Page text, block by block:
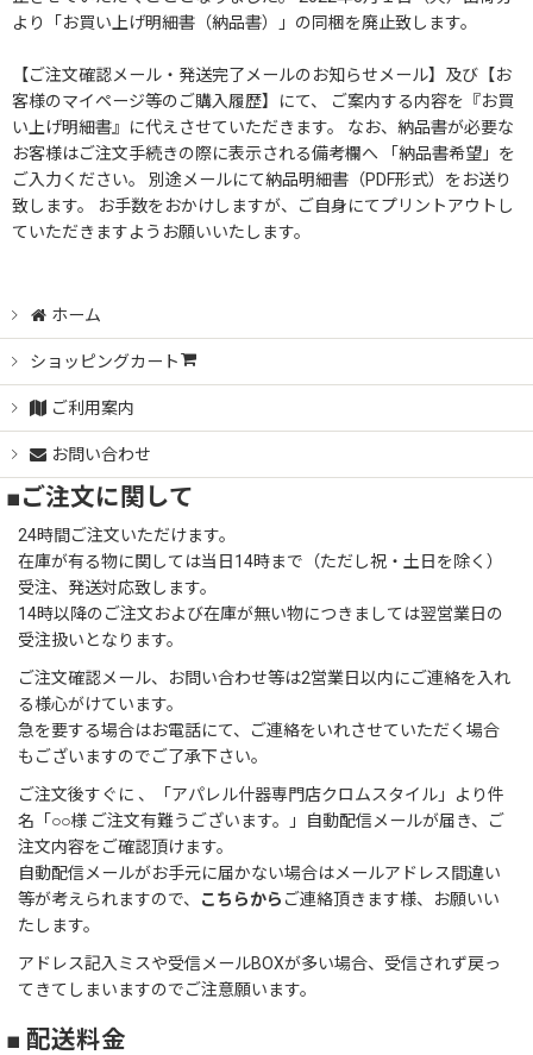
より「お買い上げ明細書（納品書）」の同梱を廃止致します。
【ご注文確認メール・発送完了メールのお知らせメール】及び【お
客様のマイページ等のご購入履歴】にて、 ご案内する内容を『お買
い上げ明細書』に代えさせていただきます。 なお、納品書が必要な
お客様はご注文手続きの際に表示される備考欄へ 「納品書希望」を
ご入力ください。 別途メールにて納品明細書（PDF形式）をお送り
致します。 お手数をおかけしますが、ご自身にてプリントアウトし
ていただきますようお願いいたします。
ホーム
ショッピングカート
ご利用案内
お問い合わせ
■ご注文に関して
24時間ご注文いただけます。
在庫が有る物に関しては当日14時まで（ただし祝・土日を除く）
受注、発送対応致します。
14時以降のご注文および在庫が無い物につきましては翌営業日の
受注扱いとなります。
ご注文確認メール、お問い合わせ等は2営業日以内にご連絡を入れ
る様心がけています。
急を要する場合はお電話にて、ご連絡をいれさせていただく場合
もございますのでご了承下さい。
ご注文後すぐに 、「アパレル什器専門店クロムスタイル」より件
名「○○様 ご注文有難うございます。」自動配信メールが届き、ご
注文内容をご確認頂けます。
自動配信メールがお手元に届かない場合はメールアドレス間違い
等が考えられますので、
こちらから ご連絡頂きます様、お願いい
たします。
アドレス記入ミスや受信メールBOXが多い場合、受信されず戻っ
てきてしまいますのでご注意願います。
■ 配送料金